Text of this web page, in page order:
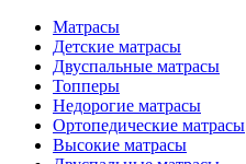
Матрасы
Детские матрасы
Двуспальные матрасы
Топперы
Недорогие матрасы
Ортопедические матрасы
Высокие матрасы